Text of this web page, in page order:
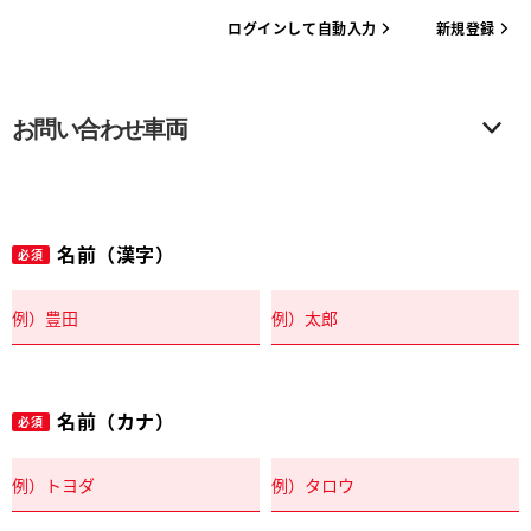
ログインして自動入力 新規登録
お問い合わせ車両
必須 名前（漢字）
必須 名前（カナ）